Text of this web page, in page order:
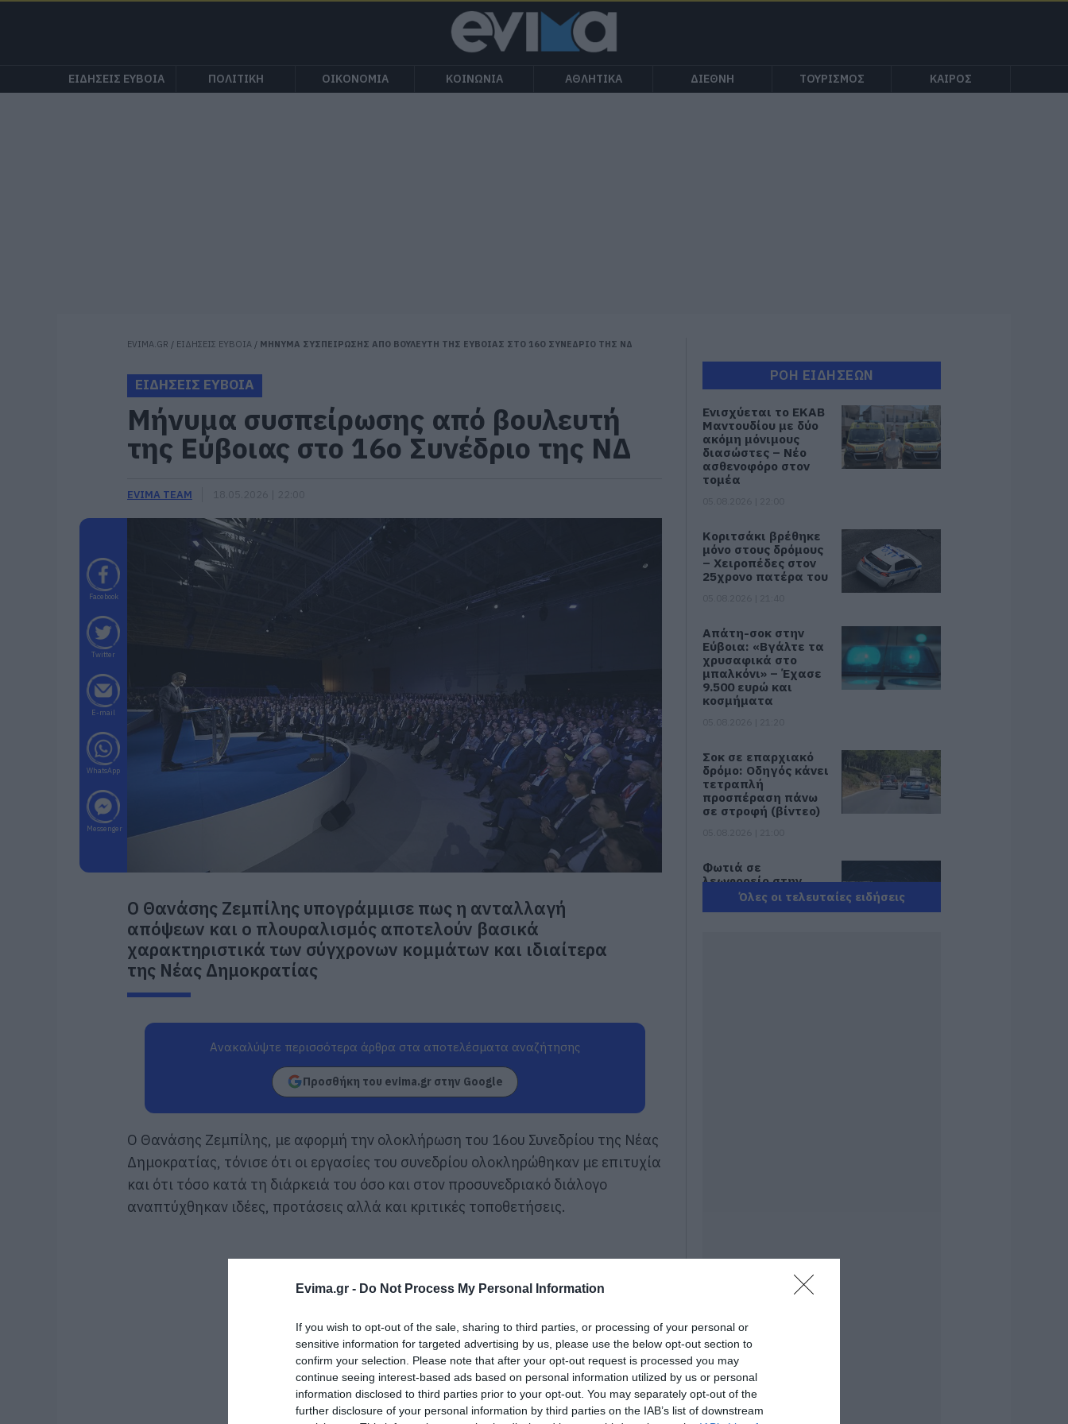
Evima.gr - Do Not Process My Personal Information
If you wish to opt-out of the sale, sharing to third parties, or processing of your personal or
sensitive information for targeted advertising by us, please use the below opt-out section to
confirm your selection. Please note that after your opt-out request is processed you may
continue seeing interest-based ads based on personal information utilized by us or personal
information disclosed to third parties prior to your opt-out. You may separately opt-out of the
further disclosure of your personal information by third parties on the IAB’s list of downstream
ΕΙΔΗΣΕΙΣ ΕΥΒΟΙΑ ΠΟΛΙΤΙΚΗ ΟΙΚΟΝΟΜΙΑ ΚΟΙΝΩΝΙΑ ΑΘΛΗΤΙΚΑ ΔΙΕΘΝΗ ΤΟΥΡΙΣΜΟΣ ΚΑΙΡΟΣ
EVIMA.GR / ΕΙΔΗΣΕΙΣ ΕΥΒΟΙΑ / ΜΗΝΥΜΑ ΣΥΣΠΕΙΡΩΣΗΣ ΑΠΟ ΒΟΥΛΕΥΤΗ ΤΗΣ ΕΥΒΟΙΑΣ ΣΤΟ 16Ο ΣΥΝΕΔΡΙΟ ΤΗΣ ΝΔ
ΕΙΔΗΣΕΙΣ ΕΥΒΟΙΑ
Μήνυμα συσπείρωσης από βουλευτή
της Εύβοιας στο 16ο Συνέδριο της ΝΔ
EVIMA TEAM
Facebook
Twitter
E-mail
WhatsApp
Messenger
Ο Θανάσης Ζεμπίλης υπογράμμισε πως η ανταλλαγή
απόψεων και ο πλουραλισμός αποτελούν βασικά
χαρακτηριστικά των σύγχρονων κομμάτων και ιδιαίτερα
της Νέας Δημοκρατίας
Ανακαλύψτε περισσότερα άρθρα στα αποτελέσματα αναζήτησης
Προσθήκη του evima.gr στην Google
Ο Θανάσης Ζεμπίλης, με αφορμή την ολοκλήρωση του 16ου Συνεδρίου της Νέας
Δημοκρατίας, τόνισε ότι οι εργασίες του συνεδρίου ολοκληρώθηκαν με επιτυχία
και ότι τόσο κατά τη διάρκειά του όσο και στον προσυνεδριακό διάλογο
αναπτύχθηκαν ιδέες, προτάσεις αλλά και κριτικές τοποθετήσεις.
ΡΟΗ ΕΙΔΗΣΕΩΝ
Ενισχύεται το ΕΚΑΒ
Μαντουδίου με δύο
ακόμη μόνιμους
διασώστες – Νέο
ασθενοφόρο στον
τομέα
Κοριτσάκι βρέθηκε
μόνο στους δρόμους
– Χειροπέδες στον
25χρονο πατέρα του
Απάτη-σοκ στην
Εύβοια: «Βγάλτε τα
χρυσαφικά στο
μπαλκόνι» – Έχασε
9.500 ευρώ και
κοσμήματα
Σοκ σε επαρχιακό
δρόμο: Οδηγός κάνει
τετραπλή
προσπέραση πάνω
σε στροφή (βίντεο)
Φωτιά σε
λεωφορείο στην
Εύβοια
05.08.2026 | 20:39
Εύβοια: Διέρρηξαν
σπίτι 95χρονης και
προκάλεσαν
σοβαρές ζημιές σε
ταβέρνα
05.08.2026 | 19:20
Όλες οι τελευταίες ειδήσεις